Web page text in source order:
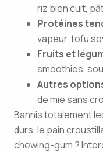
riz bien cuit,
Protéines
vapeur, tofu
Fruits et
smoothies,
Autres
de mie sans
Bannis totalement
durs, le pain
chewing-gum ?